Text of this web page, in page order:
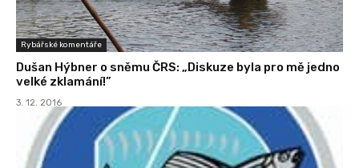
Rybářské komentáře
Dušan Hýbner o sněmu ČRS: „Diskuze byla pro mě jedno
velké zklamání!”
3. 12. 2016